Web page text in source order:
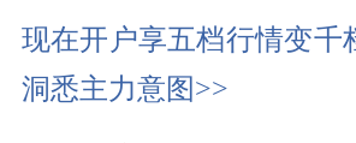
现在开户享五档行情变千
洞悉主力意图>>